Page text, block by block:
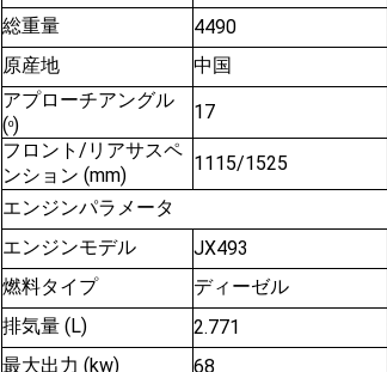
総重量
4490
原産地
中国
アプローチアングル
(º)
17
フロント/リアサスペ
ンション (mm)
1115/1525
エンジンパラメータ
エンジンモデル
JX493
燃料タイプ
ディーゼル
排気量 (L)
2.771
最大出力 (kw)
68